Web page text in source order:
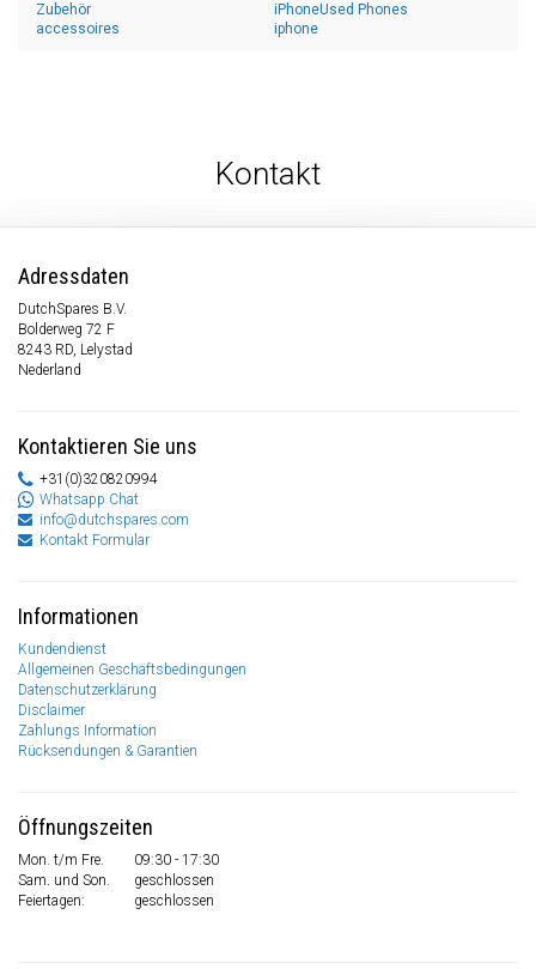
Zubehör
accessoires
iPhoneUsed Phones
iphone
Kontakt
Adressdaten
DutchSpares B.V.
Bolderweg 72 F
8243 RD, Lelystad
Nederland
Kontaktieren Sie uns
+31(0)320820994
Whatsapp Chat
info@dutchspares.com
Kontakt Formular
Informationen
Kundendienst
Allgemeinen Geschäftsbedingungen
Datenschutzerklärung
Disclaimer
Zahlungs Information
Rücksendungen & Garantien
Öffnungszeiten
Mon. t/m Fre.
09:30 - 17:30
Sam. und Son.
geschlossen
Feiertagen:
geschlossen